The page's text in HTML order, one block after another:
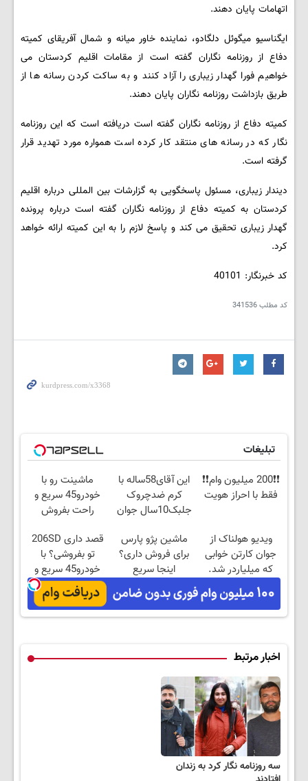
اتهامات پایان دهند.
ایگناسیو میگوئل دلگادو، نماینده خاور میانه و شمال آفریقای کمیته
دفاع از روزنامه نگاران گفته است از مقامات اقلیم کردستان می
خواهیم فورا گهدار زیباری را آزاد کنند و به ساکت کردن رسانه ها از
طریق بازداشت روزنامه نگاران پایان دهند.
کمیته دفاع از روزنامه نگاران گفته است دریافته است که این روزنامه
نگار که در رسانه های منتقد کار کرده است همواره مورد تهدید قرار
گرفته است.
دیندار زیباری، مسئول پاسخگویی به گزارشات بین المللی درباره اقلیم
کردستان به کمیته دفاع از روزنامه نگاران گفته است درباره پرونده
گهدار زیباری تحقیق می کند و پاسخ لازم را به این کمیته ارائه خواهد
کرد.
کد خبرنگار: 40101
کد مطلب341536
تبلیغات
❗❗200 میلیون وام❗❗
فقط با احراز هویت
این آقای58ساله با
کرم ضدچروک
جلبک10سال جوان
تخفیف)
ماشینت رو با
خودرو45 سریع و
راحت بفروش
ویدیو هولناک از
جوان کارتن خوابی
که میلیاردر شد.
آموزش رایگان
ماشین پژو پارس
برای فروش داری؟
اینجا سریع
بفروشش
قصد داری 206SD
تو بفروشی؟ با
خودرو45 سریع و
امن بفروش
اخبار مرتبط
سه روزنامه نگار کرد به زندان